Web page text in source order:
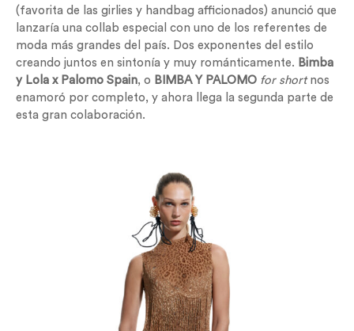
(favorita de las girlies y handbag afficionados) anunció que
lanzaría una collab especial con uno de los referentes de
moda más grandes del país. Dos exponentes del estilo
creando juntos en sintonía y muy románticamente. Bimba
y Lola x Palomo Spain, o BIMBA Y PALOMO for shortnos
enamoró por completo, y ahora llega la segunda parte de
esta gran colaboración.